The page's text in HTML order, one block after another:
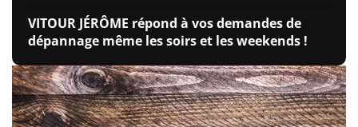
VITOUR JÉRÔME répond à vos demandes de
dépannage même les soirs et les weekends !